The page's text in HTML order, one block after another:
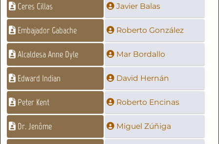
Ceres Cillas Javier Balas
Embajador Gabache Roberto González
Alcaldesa Anne Dyle Mar Bordallo
Edward Indian David Hernán
Peter Kent Roberto Encinas
Dr. Jenôme Miguel Zúñiga